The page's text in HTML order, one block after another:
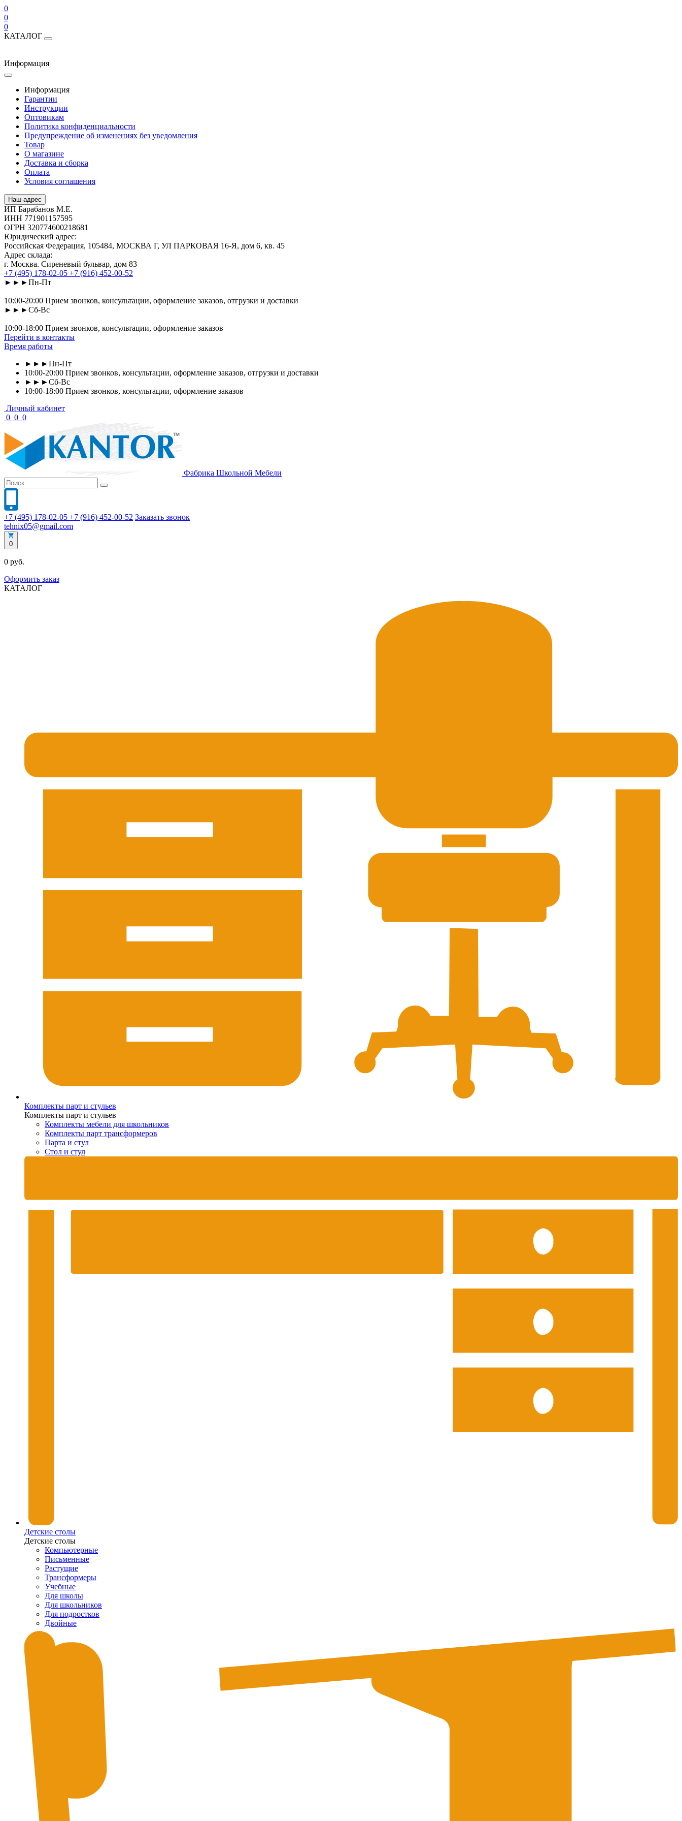
0
0
0
КАТАЛОГ
Информация
Информация
Гарантии
Инструкции
Оптовикам
Политика конфиденциальности
Предупреждение об изменениях без уведомления
Товар
О магазине
Доставка и сборка
Оплата
Условия соглашения
Наш адрес
ИП Барабанов М.Е.
ИНН 771901157595
ОГРН 320774600218681
Юридический адрес:
Российская Федерация, 105484, МОСКВА Г, УЛ ПАРКОВАЯ 16-Я, дом 6, кв. 45
Адрес склада:
г. Москва. Сиреневый бульвар, дом 83
+7 (495) 178-02-05 +7 (916) 452-00-52
►►►Пн-Пт
10:00-20:00 Прием звонков, консультации, оформление заказов, отгрузки и доставки
►►►Сб-Вс
10:00-18:00 Прием звонков, консультации, оформление заказов
Перейти в контакты
Время работы
►►►Пн-Пт
10:00-20:00 Прием звонков, консультации, оформление заказов, отгрузки и доставки
►►►Сб-Вс
10:00-18:00 Прием звонков, консультации, оформление заказов
Личный кабинет
0 0 0
Фабрика Школьной Мебели
+7 (495) 178-02-05 +7 (916) 452-00-52 Заказать звонок
tehnix05@gmail.com
0
0 руб.
Оформить заказ
КАТАЛОГ
Комплекты парт и стульев
Комплекты парт и стульев
Комплекты мебели для школьников
Комплекты парт трансформеров
Парта и стул
Стол и стул
Детские столы
Детские столы
Компьютерные
Письменные
Растущие
Трансформеры
Учебные
Для школы
Для школьников
Для подростков
Двойные